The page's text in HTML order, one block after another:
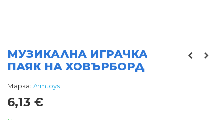
МУЗИКАЛНА ИГРАЧКА
ПАЯК НА ХОВЪРБОРД
Марка: Armtoys
6,13 €